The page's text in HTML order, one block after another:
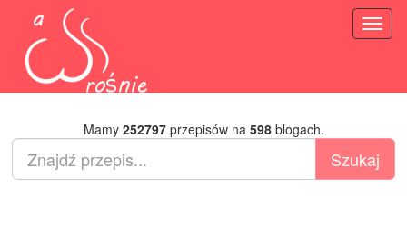
Mamy 252797przepisów na 598blogach.